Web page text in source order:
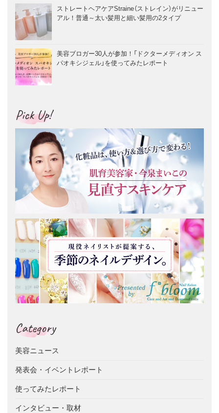
ストレートヘアケアStraine（ストレイン）がリニュー
アル！普通～太い髪用と細い髪用の2タイプ
美容ブロガー30人が参加！「ドクターメディオン ス
パオキシジェル」を使ってみたレポート
Pick Up!
Category
美容ニュース
発表会・イベントレポート
使ってみたレポート
インタビュー・取材